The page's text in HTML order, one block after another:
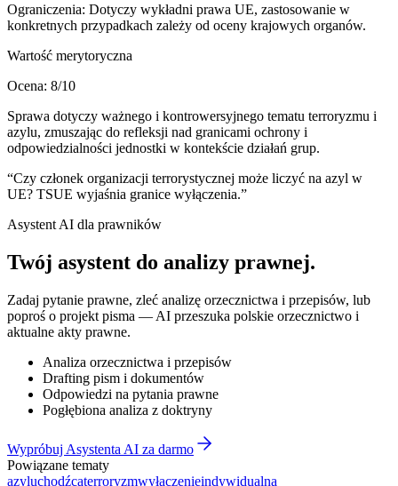
Ograniczenia: Dotyczy wykładni prawa UE, zastosowanie w
konkretnych przypadkach zależy od oceny krajowych organów.
Wartość merytoryczna
Ocena: 8/10
Sprawa dotyczy ważnego i kontrowersyjnego tematu terroryzmu i
azylu, zmuszając do refleksji nad granicami ochrony i
odpowiedzialności jednostki w kontekście działań grup.
“Czy członek organizacji terrorystycznej może liczyć na azyl w
UE? TSUE wyjaśnia granice wyłączenia.”
Asystent AI dla prawników
Twój asystent do analizy prawnej.
Zadaj pytanie prawne, zleć analizę orzecznictwa i przepisów, lub
poproś o projekt pisma — AI przeszuka polskie orzecznictwo i
aktualne akty prawne.
Analiza orzecznictwa i przepisów
Drafting pism i dokumentów
Odpowiedzi na pytania prawne
Pogłębiona analiza z doktryny
Wypróbuj Asystenta AI za darmo
Powiązane tematy
azyluchodźcaterroryzmwyłączenieindywidualna